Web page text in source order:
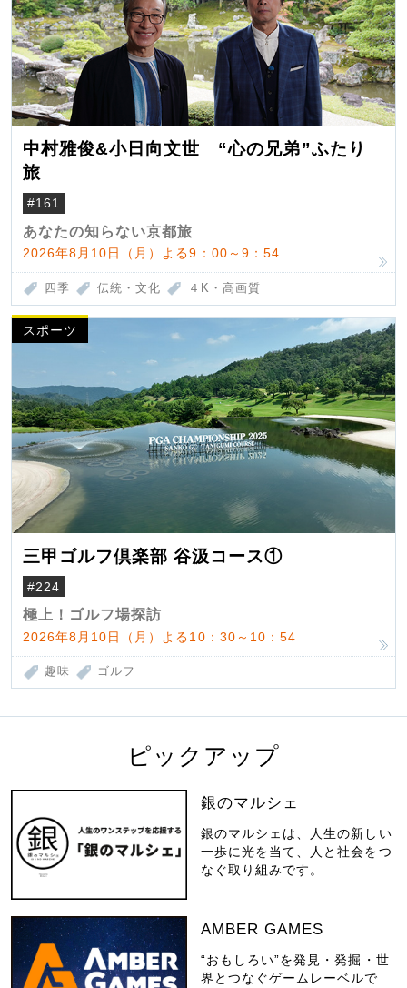
中村雅俊&小日向文世 “心の兄弟”ふたり
旅
#161
あなたの知らない京都旅
2026年8月10日（月）よる9：00～9：54
四季 伝統・文化 ４K・高画質
スポーツ
三甲ゴルフ倶楽部 谷汲コース①
#224
極上！ゴルフ場探訪
2026年8月10日（月）よる10：30～10：54
趣味 ゴルフ
ピックアップ
銀のマルシェ
銀のマルシェは、人生の新しい
一歩に光を当て、人と社会をつ
なぐ取り組みです。
AMBER GAMES
“おもしろい”を発見・発掘・世
界とつなぐゲームレーベルで